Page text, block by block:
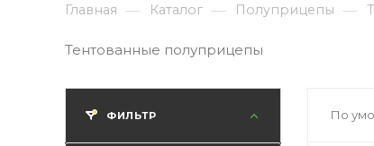
Главная — Каталог — Полуприцепы —
Тентованные полуприцепы
По
ФИЛЬТР